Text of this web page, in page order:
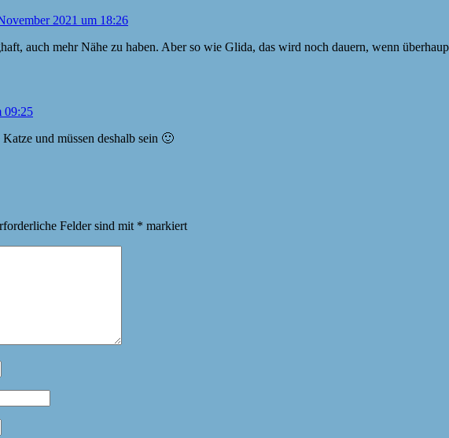
2021 um 18:26
auch mehr Nähe zu haben. Aber so wie Glida, das wird noch dauern, wenn
09:25
und müssen deshalb sein 🙂
Felder sind mit * markiert